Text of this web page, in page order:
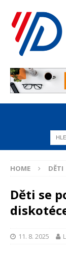
HOME DĚTI
Děti se
11. 8. 2025